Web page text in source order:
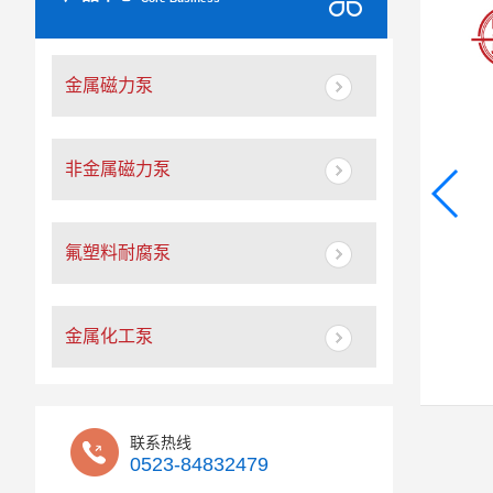
金属磁力泵
非金属磁力泵
氟塑料耐腐泵
金属化工泵
联系热线
0523-84832479